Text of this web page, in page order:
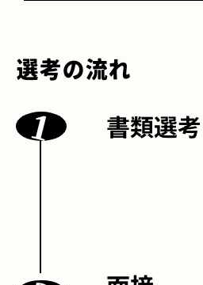
選考の流れ
書類選考